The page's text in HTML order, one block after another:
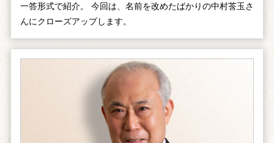
一答形式で紹介。 今回は、名前を改めたばかりの中村莟玉さ
んにクローズアップします。